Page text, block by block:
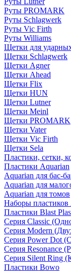
Руты PROMARK
Руты Schlagwerk
Руты Vic Firth
Руты Williams
Щетки для
Щетки Schlagwerk
Щетки Agner
Щетки Ahead
Щетки Flix
Щетки HUN
Щетки Lutner
Щетки Meinl
Щетки PROMARK
Щетки Vater
Щетки Vic Firth
Щетки Sela
Пластики, сетки,
Пластики Aquarian
Aquarian для бас-
Aquarian для
Aquarian для томов
Наборы пластиков
Пластики Blast
Серия Classic
Серия Modern
Серия Power Dot
Серия Resonance
Серия Silent Ring
Пластики Bowo